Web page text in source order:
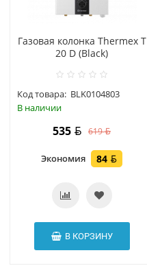
Газовая колонка Thermex T
20 D (Black)
Код товара: BLK0104803
В наличии
535 619
Экономия 84
В КОРЗИНУ